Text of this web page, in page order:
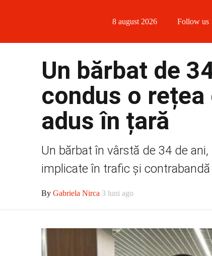
8 august 2026 Follow us
Un bărbat de
condus o
adus în țară
Un bărbat în vârstă de 34 de
implicate în trafic și
By Gabriela Nirca 3 luni ago